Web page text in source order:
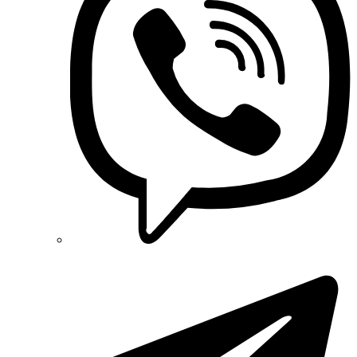
OZKA (Украина)
Phoenix Contact (Германия)
Plank Electrotechnic (Украина)
Pro'sKit (Тайвань)
PYLONTECH (Китай)
Radpol (Польша)
Raut (Украина)
Reliance (Украина)
REM POWER (Словения)
Schneider-Electric (Франция)
Selec (Индия)
Smart-MAIC
Technoelectric (Италия)